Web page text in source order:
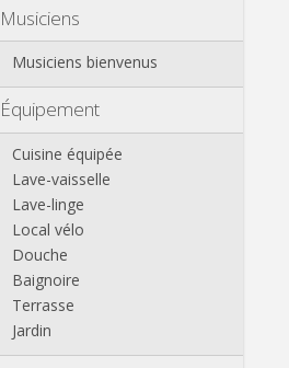
Musiciens
Musiciens bienvenus
Équipement
Cuisine équipée
Lave-vaisselle
Lave-linge
Local vélo
Douche
Baignoire
Terrasse
Jardin